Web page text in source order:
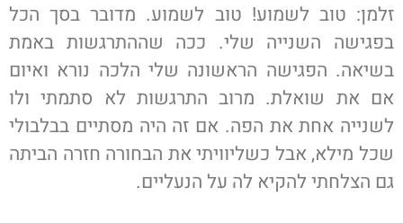
זלמן: טוב לשמוע! טוב לשמוע. מדובר בסך הכל
בפגישה השנייה שלי. ככה שההתרגשות באמת
בשיאה. הפגישה הראשונה שלי הלכה נורא ואיום
אם את שואלת. מרוב התרגשות לא סתמתי ולו
לשנייה אחת את הפה. אם זה היה מסתיים בבלבולי
שכל מילא, אבל כשליוויתי את הבחורה חזרה הביתה
גם הצלחתי להקיא לה על הנעליים.